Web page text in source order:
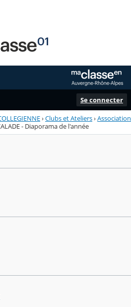
Se connecter
›Clubs et Ateliers›Association
- Diaporama de l'année